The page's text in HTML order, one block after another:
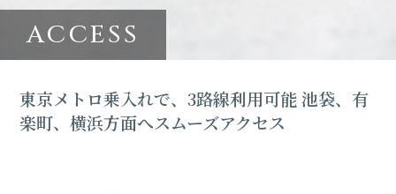
ACCESS
東京メトロ乗入れで、3路線利用可能池袋、有
楽町、横浜方面へスムーズアクセス